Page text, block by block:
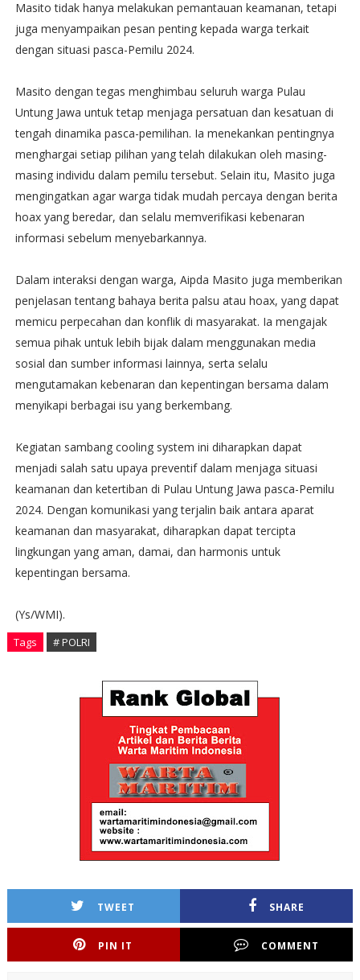
Masito tidak hanya melakukan pemantauan keamanan, tetapi
juga menyampaikan pesan penting kepada warga terkait
dengan situasi pasca-Pemilu 2024.
Masito dengan tegas menghimbau seluruh warga Pulau
Untung Jawa untuk tetap menjaga persatuan dan kesatuan di
tengah dinamika pasca-pemilihan. Ia menekankan pentingnya
menghargai setiap pilihan yang telah dilakukan oleh masing-
masing individu dalam pemilu tersebut. Selain itu, Masito juga
mengingatkan agar warga tidak mudah percaya dengan berita
hoax yang beredar, dan selalu memverifikasi kebenaran
informasi sebelum menyebarkannya.
Dalam interaksi dengan warga, Aipda Masito juga memberikan
penjelasan tentang bahaya berita palsu atau hoax, yang dapat
memicu perpecahan dan konflik di masyarakat. Ia mengajak
semua pihak untuk lebih bijak dalam menggunakan media
sosial dan sumber informasi lainnya, serta selalu
mengutamakan kebenaran dan kepentingan bersama dalam
menyikapi berbagai isu yang berkembang.
Kegiatan sambang cooling system ini diharapkan dapat
menjadi salah satu upaya preventif dalam menjaga situasi
keamanan dan ketertiban di Pulau Untung Jawa pasca-Pemilu
2024. Dengan komunikasi yang terjalin baik antara aparat
keamanan dan masyarakat, diharapkan dapat tercipta
lingkungan yang aman, damai, dan harmonis untuk
kepentingan bersama.
(Ys/WMI).
Tags # POLRI
TWEET SHARE
PIN IT COMMENT